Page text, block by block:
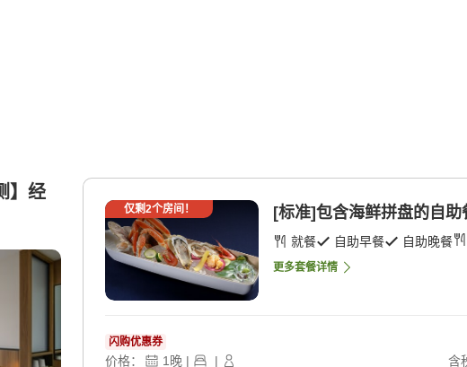
】经
仅剩2个房间！ [标准]包含海鲜拼盘的自
就餐 自助早餐 自助晚餐
更多套餐详情
闪购优惠券
价格： 1晚 | | 含